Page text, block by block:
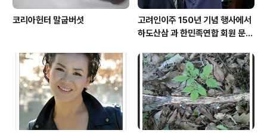
코리아헌터 말굽버섯
고려인이주 150년 기념 행사에서
하도산삼 과 한민족연합 회원 문효